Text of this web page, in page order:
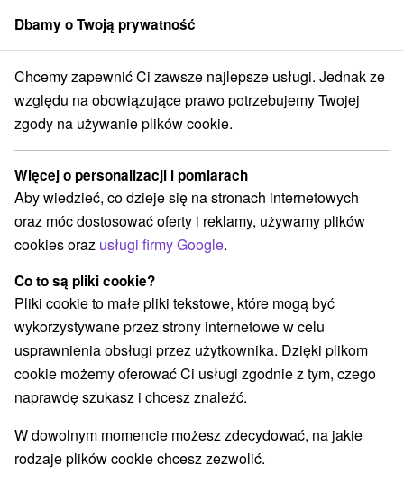
członek grupySorger
Atrakcje na Słowacji Ośrodek narciarski Wysokie Tatry
Ośrodek narciarski Wysokie Tatry
Kategorie
Wszystkie kategorie
Ośrodki i miasteczka dziecięce(5)
Túry a turistické chodníky (36)
Amfiteatry i kina w przyrodzie
Źródła(2) Parki miejskie i zamkowe(1)
Ośrodek narciarski(10) Obiekty architektoniczne
Zamki(1) Chaty górskie(12) Skanseny(2)
Jazda konna(3) Sporty(4) Zamki, pałace, ruiny (2)
Wieże obserwacyjne i chodniki(2)
Areny laserowe i paintball
Jeziora, jeziora, zbiorniki wodne (26)
Aquaparki, baseny(3) Kościoły drewniane
Dbamy o Twoją prywatność
Chcemy zapewnić Ci zawsze najlepsze usługi. Jednak ze
względu na obowiązujące prawo potrzebujemy Twojej
zgody na używanie plików cookie.
Więcej o personalizacji i pomiarach
Aby wiedzieć, co dzieje się na stronach internetowych
oraz móc dostosować oferty i reklamy, używamy plików
cookies oraz usługi firmy Google.
Co to są pliki cookie?
Pliki cookie to małe pliki tekstowe, które mogą być
wykorzystywane przez strony internetowe w celu
usprawnienia obsługi przez użytkownika. Dzięki plikom
cookie możemy oferować Ci usługi zgodnie z tym, czego
naprawdę szukasz i chcesz znaleźć.
W dowolnym momencie możesz zdecydować, na jakie
rodzaje plików cookie chcesz zezwolić.